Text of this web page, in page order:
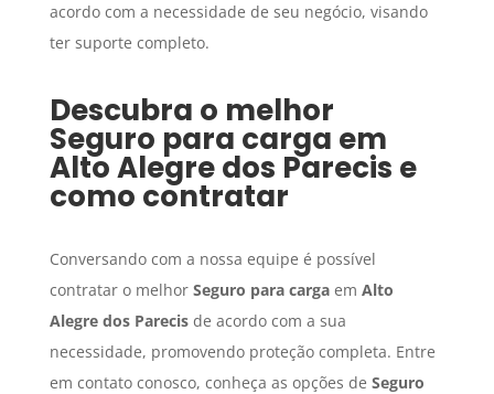
acordo com a necessidade de seu negócio, visando
ter suporte completo.
Descubra o melhor
Seguro para carga em
Alto Alegre dos Parecis e
como contratar
Conversando com a nossa equipe é possível
contratar o melhor Seguro para cargaem Alto
Alegre dos Parecisde acordo com a sua
necessidade, promovendo proteção completa. Entre
em contato conosco, conheça as opções de Seguro